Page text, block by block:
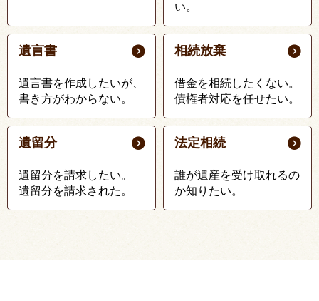
い。
遺言書
遺言書を作成したいが、
書き方がわからない。
相続放棄
借金を相続したくない。
債権者対応を任せたい。
遺留分
遺留分を請求したい。
遺留分を請求された。
法定相続
誰が遺産を受け取れるの
か知りたい。